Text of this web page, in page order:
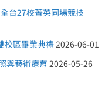
台27校菁英同場競技
校區畢業典禮2026-06-01
與藝術療育 2026-05-26